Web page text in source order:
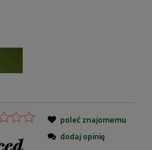
poleć znajomemu
dodaj opinię